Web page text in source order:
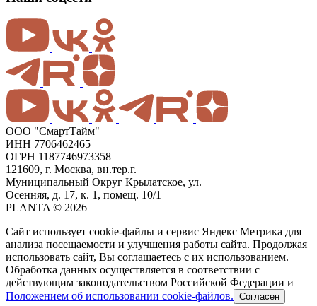
ООО "СмартТайм"
ИНН 7706462465
ОГРН 1187746973358
121609, г. Москва, вн.тер.г.
Муниципальный Округ Крылатское, ул.
Осенняя, д. 17, к. 1, помещ. 10/1
PLANTA © 2026
Сайт использует cookie-файлы и сервис Яндекс Метрика для
анализа посещаемости и улучшения работы сайта. Продолжая
использовать сайт, Вы соглашаетесь с их использованием.
Обработка данных осуществляется в соответствии с
действующим законодательством Российской Федерации и
Положением об использовании cookie-файлов. Согласен